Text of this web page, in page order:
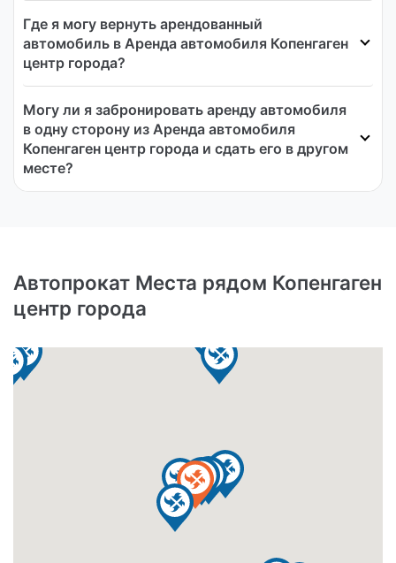
Где я могу вернуть арендованный
автомобиль в Аренда автомобиля Копенгаген
центр города?
Могу ли я забронировать аренду автомобиля
в одну сторону из Аренда автомобиля
Копенгаген центр города и сдать его в другом
месте?
Автопрокат Места рядом Копенгаген
центр города